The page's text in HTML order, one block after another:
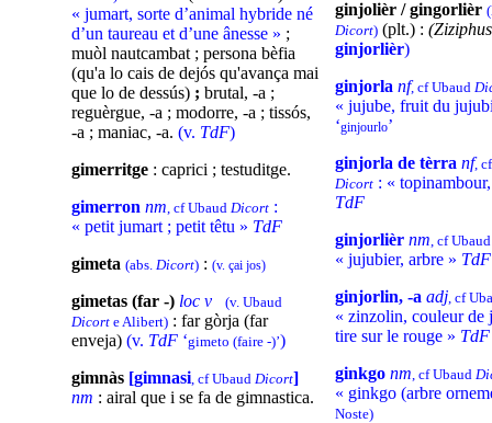
« jumart, sorte d’animal hybride né
d’un taureau et d’une ânesse » ;
muòl nautcambat ; persona bèfia
(qu'a lo cais de dejós qu'avança mai
que lo de dessús) ; brutal, -a ;
reguèrgue, -a ; modorre, -a ; tissós,
-a ; maniac, -a. (v. TdF)
gimerritge : caprici ; testuditge.
gimerron nm, cf Ubaud Dicort :
« petit jumart ; petit têtu » TdF
gimeta (abs. Dicort) : (v. çai jos)
gimetas (far -) loc v
(v. Ubaud
Dicort e Alibert) : far gòrja (far
enveja) (v. TdF ‘gimeto (faire -)’)
gimnàs [gimnasi, cf Ubaud Dicort]
nm : airal que i se fa de gimnastica.
ginjolièr / gingorlièr (
Dicort) (plt.) :
ginjorlièr)
ginjorla nf, cf Ubaud
« jujube, fruit du
‘ginjourlo’
ginjorla de tèrra nf,
Dicort : «
TdF
ginjorlièr nm, cf
« jujubier, arbre »
ginjorlin, -a adj, cf
« zinzolin, couleur de
tire sur le rouge »
ginkgo nm, cf Ubaud
« ginkgo (arbre
Noste)